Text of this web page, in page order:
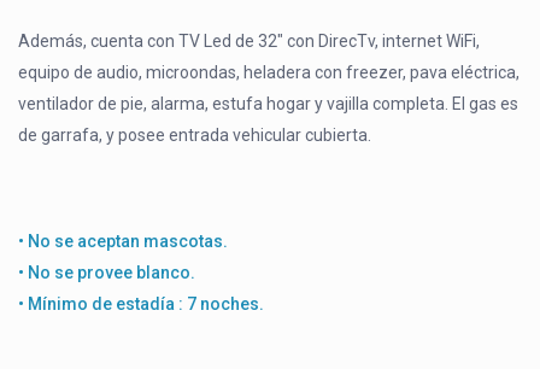
Además, cuenta con TV Led de 32″ con DirecTv, internet WiFi,
equipo de audio, microondas, heladera con freezer, pava eléctrica,
ventilador de pie, alarma, estufa hogar y vajilla completa. El gas es
de garrafa, y posee entrada vehicular cubierta.
• No se aceptan mascotas.
• No se provee blanco.
• Mínimo de estadía : 7 noches.